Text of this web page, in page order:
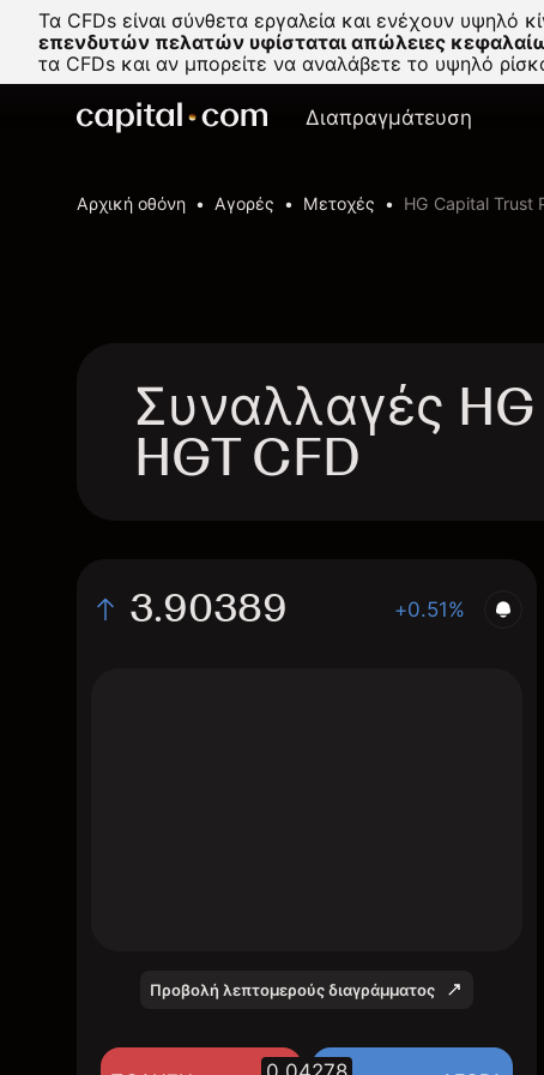
Τα CFDs είναι σύνθετα εργαλεία και ενέχουν
επενδυτών πελατών υφίσταται απώλειες
τα CFDs και αν μπορείτε να αναλάβετε το υψηλό
Διαπραγμάτευση
Αρχική οθόνη Αγορές Μετοχές HG Capital Trust
Συναλλαγές
HGT CFD
3.90389 +0.51%
Προβολή λεπτομερούς διαγράμματος